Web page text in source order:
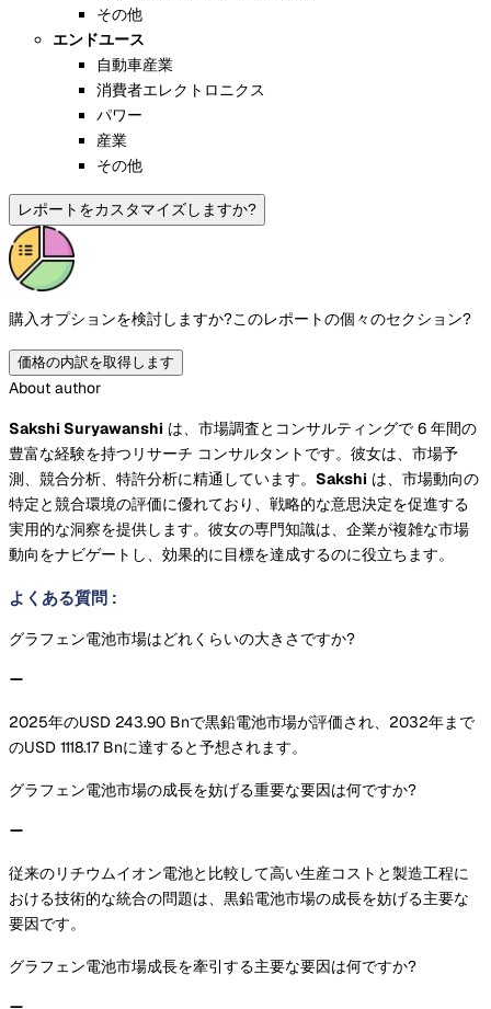
その他
エンドユース
自動車産業
消費者エレクトロニクス
パワー
産業
その他
レポートをカスタマイズしますか?
購入オプションを検討しますか?このレポートの個々のセクション?
価格の内訳を取得します
About author
Sakshi Suryawanshi は、市場調査とコンサルティングで 6 年間の
豊富な経験を持つリサーチ コンサルタントです。彼女は、市場予
測、競合分析、特許分析に精通しています。 Sakshi は、市場動向の
特定と競合環境の評価に優れており、戦略的な意思決定を促進する
実用的な洞察を提供します。彼女の専門知識は、企業が複雑な市場
動向をナビゲートし、効果的に目標を達成するのに役立ちます。
よくある質問 :
グラフェン電池市場はどれくらいの大きさですか?
2025年のUSD 243.90 Bnで黒鉛電池市場が評価され、2032年まで
のUSD 1118.17 Bnに達すると予想されます。
グラフェン電池市場の成長を妨げる重要な要因は何ですか?
従来のリチウムイオン電池と比較して高い生産コストと製造工程に
おける技術的な統合の問題は、黒鉛電池市場の成長を妨げる主要な
要因です。
グラフェン電池市場成長を牽引する主要な要因は何ですか?